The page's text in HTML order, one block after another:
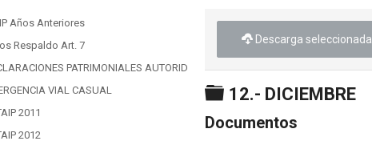
Años Anteriores
Respaldo Art. 7
PATRIMONIALES AUTORIDADES
VIAL CASUAL
2011
2012
Descarga seleccionada
Carpeta
12.- DICIEMBRE
Documentos